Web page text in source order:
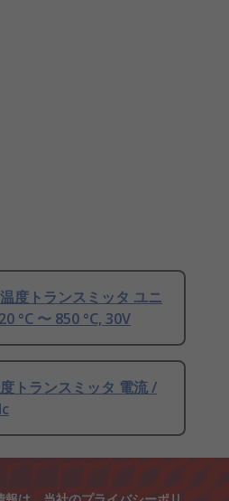
度トランスミッタ ユニ
°C 〜 850 °C, 30V
トランスミッタ 電流 /